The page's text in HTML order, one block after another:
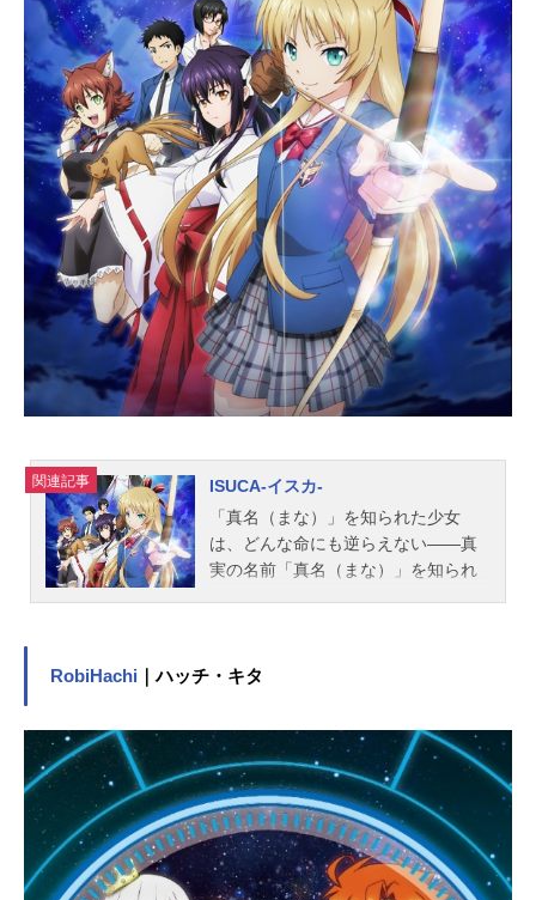
生活を送れるようになっていた。だ
が、ルーシーの来訪と「ブレスド」
の脅威が、ジョーたちを再び新たな
戦乱の中へと導く。人は戦いを忘れ
ることはできないのか。人類の未来
はどこへ向かうのか。作品名CYBOR
G009CALLOFJUSTICE放送形態劇場
版アニメシリーズサイボーグ009スケ
ジュール第1章：2016年11月25日
（金）第2章：2016年12月2日（金）
第3章：2016年12月9日（金）話数全
3章キャスト009／島村ジョー：河本
啓佑003／フランソワーズ・アルヌー
ル...
関連記事
ISUCA-イスカ-
「真名（まな）」を知られた少女
は、どんな命にも逆らえない――真
実の名前「真名（まな）」を知られ
家政夫として働くことになった旧家
ガサツでワガママな美少女と出逢
う。実は彼女、妖魔封じを生業とす
る島津流弓霊術の使い手で、名門島
津家の37代目当主だった。朔邪に振
り回されながら妖魔との戦いに巻き
込まれていく真一郎だったが、どう
やら彼女と出逢ったのは偶然ではな
RobiHachi ｜ハッチ・キタ